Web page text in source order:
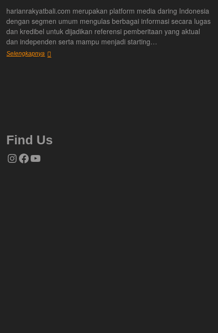
harianrakyatbali.com merupakan platform media daring Indonesia
dengan segmen umum mengulas berbagai informasi secara lugas
dan kredibel untuk dijadikan referensi pemberitaan yang aktual
dan independen serta mampu menjadi starting…
Selengkapnya Tentang
Find Us
Instagram
Facebook
YouTube